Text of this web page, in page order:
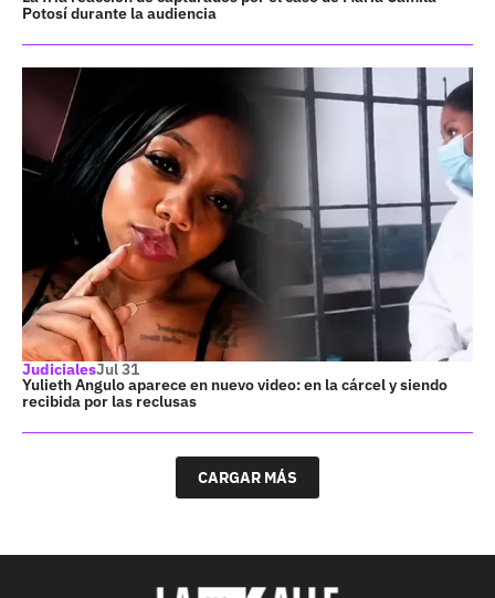
Potosí durante la audiencia
JudicialesJul 31
Yulieth Angulo aparece en nuevo video: en la cárcel y siendo
recibida por las reclusas
CARGAR MÁS